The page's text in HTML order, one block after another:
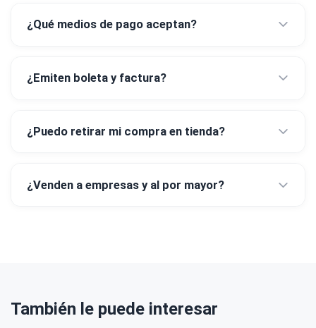
¿Qué medios de pago aceptan?
¿Emiten boleta y factura?
¿Puedo retirar mi compra en tienda?
¿Venden a empresas y al por mayor?
También le puede interesar